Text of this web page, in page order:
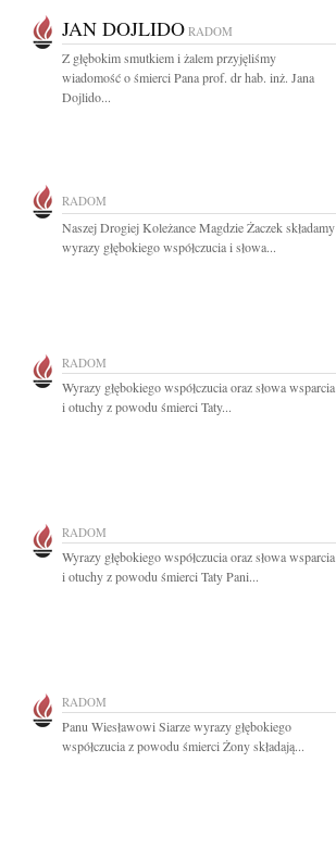
JAN DOJLIDO RADOM
Z głębokim smutkiem i żalem przyjęliśmy
wiadomość o śmierci Pana prof. dr hab. inż. Jana
Dojlido...
RADOM
Naszej Drogiej Koleżance Magdzie Żaczek składamy
wyrazy głębokiego współczucia i słowa...
RADOM
Wyrazy głębokiego współczucia oraz słowa wsparcia
i otuchy z powodu śmierci Taty...
RADOM
Wyrazy głębokiego współczucia oraz słowa wsparcia
i otuchy z powodu śmierci Taty Pani...
RADOM
Panu Wiesławowi Siarze wyrazy głębokiego
współczucia z powodu śmierci Żony składają...